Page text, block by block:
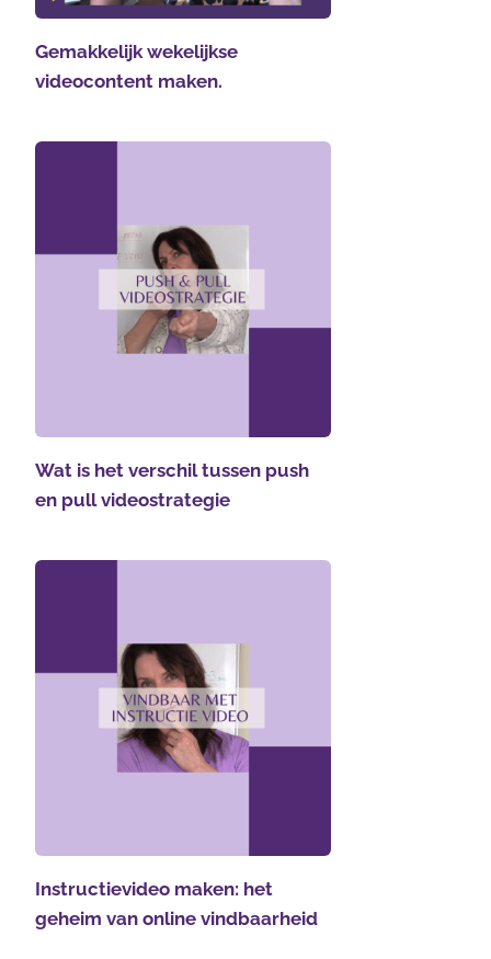
Gemakkelijk wekelijkse
videocontent maken.
Wat is het verschil tussen push
en pull videostrategie
Instructievideo maken: het
geheim van online vindbaarheid